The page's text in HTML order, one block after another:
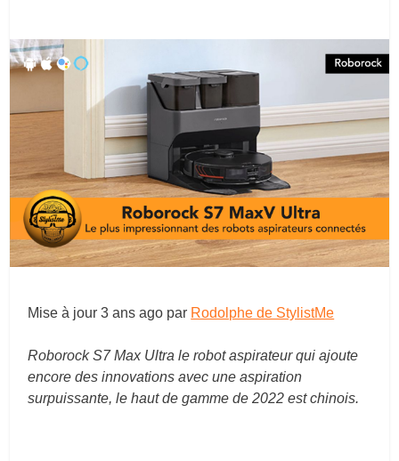
Mise à jour3 ans ago par Rodolphe de StylistMe
Roborock S7 Max Ultra le robot aspirateur qui ajoute
encore des innovations avec une aspiration
surpuissante, le haut de gamme de 2022 est chinois.